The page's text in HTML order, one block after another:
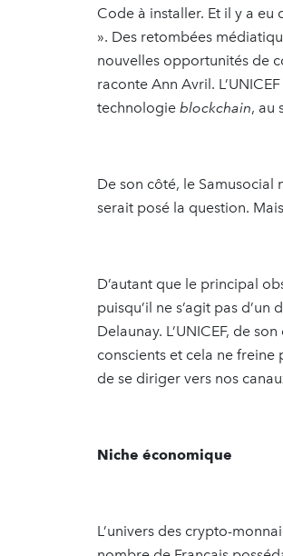
Code à installer. Et il y a
». Des retombées
nouvelles opportunités de
raconte Ann Avril.
technologie blockchain, au
De son côté, le Samusocial
serait posé la question.
D’autant que le principal
puisqu’il ne s’agit pas
Delaunay. L’UNICEF, de
conscients et cela ne
de se diriger vers nos
Niche économique
L’univers des crypto-